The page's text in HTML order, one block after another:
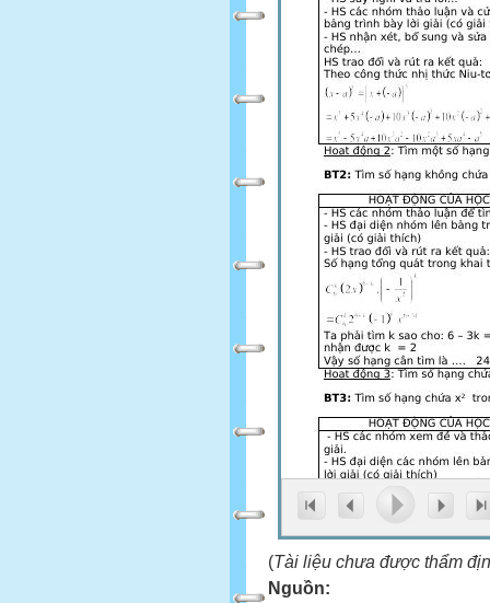
(Tài liệu chưa được thẩm
Nguồn: